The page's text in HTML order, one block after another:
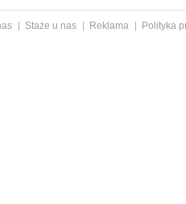
Staże u nas Reklama
Polityka